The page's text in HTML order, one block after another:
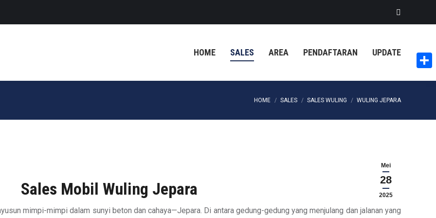
Search:
HOME SALES AREA PENDAFTARAN UPDATE
You are here:
HOME SALES SALES WULING WULING JEPARA
Mei
28
2025
Sales Mobil Wuling Jepara
mimpi-mimpi dalam sunyi beton dan cahaya—Jepara. Di antara gedung-gedung yang menjulang dan jalanan yang